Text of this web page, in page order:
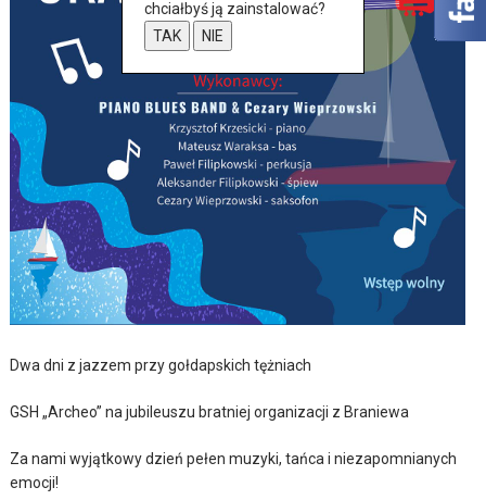
Dwa dni z jazzem przy gołdapskich tężniach
GSH „Archeo” na jubileuszu bratniej organizacji z Braniewa
Za nami wyjątkowy dzień pełen muzyki, tańca i niezapomnianych
emocji!
chciałbyś ją zainstalować?
TAK
NIE